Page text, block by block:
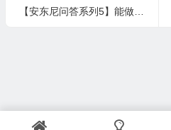
【安东尼问答系列5】能做些什么来摆脱严重的强迫症？